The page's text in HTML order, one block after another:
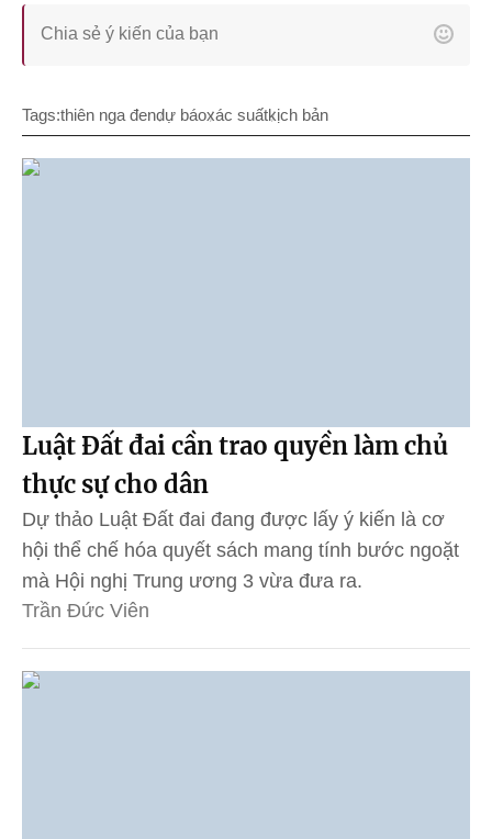
Tags:thiên nga đendự báoxác suấtkịch bản
Luật Đất đai cần trao quyền làm chủ
thực sự cho dân
Dự thảo Luật Đất đai đang được lấy ý kiến là cơ
hội thể chế hóa quyết sách mang tính bước ngoặt
mà Hội nghị Trung ương 3 vừa đưa ra.
Trần Đức Viên